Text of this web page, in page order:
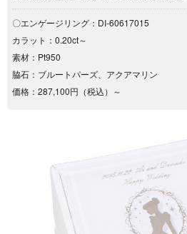
〇エンゲージリング：DI-60617015
カラット：0.20ct～
素材：Pt950
脇石：ブルートパーズ、アクアマリン
価格：287,100円（税込）～